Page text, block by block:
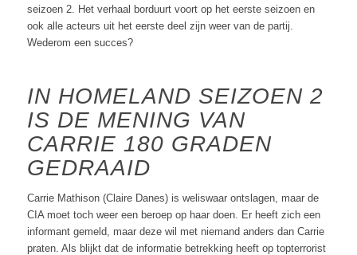
seizoen 2. Het verhaal borduurt voort op het eerste seizoen en
ook alle acteurs uit het eerste deel zijn weer van de partij.
Wederom een succes?
IN HOMELAND SEIZOEN 2
IS DE MENING VAN
CARRIE 180 GRADEN
GEDRAAID
Carrie Mathison (Claire Danes) is weliswaar ontslagen, maar de
CIA moet toch weer een beroep op haar doen. Er heeft zich een
informant gemeld, maar deze wil met niemand anders dan Carrie
praten. Als blijkt dat de informatie betrekking heeft op topterrorist